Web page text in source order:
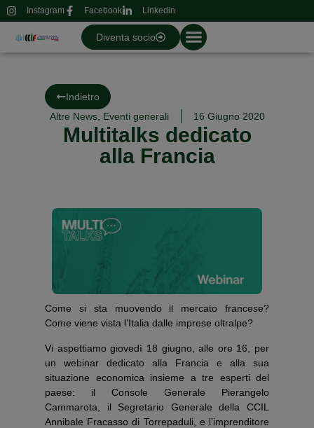
Instagram Facebook Linkedin
Diventa socio
Indietro
Altre News, Eventi generali 16 Giugno 2020
Multitalks dedicato
alla Francia
Come si sta muovendo il mercato francese?
Come viene vista l’Italia dalle imprese oltralpe?
Vi aspettiamo giovedì 18 giugno, alle ore 16, per
un webinar dedicato alla Francia e alla sua
situazione economica insieme a tre esperti del
paese: il Console Generale Pierangelo
Cammarota, il Segretario Generale della CCIL
Annibale Fracasso di Torrepaduli, e l’imprenditore